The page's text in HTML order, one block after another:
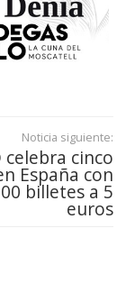
Noticia siguiente:
celebra cinco
España con
billetes a 5
euros